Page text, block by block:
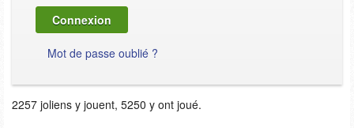
Mot de passe oublié ?
2257 joliens y jouent, 5250 y ont joué.